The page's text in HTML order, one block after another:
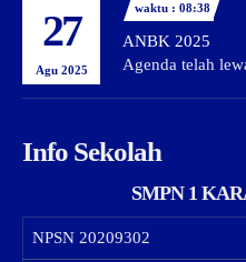
27
Agu 2025
waktu : 08:38
ANBK 2025
Agenda telah
Info Sekolah
SMPN 1
NPSN 20209302